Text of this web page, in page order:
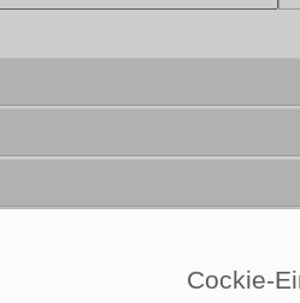
Cockie-